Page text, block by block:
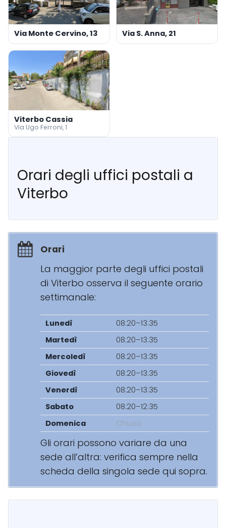
Via Monte Cervino, 13 Via S. Anna, 21
Viterbo Cassia
Via Ugo Ferroni, 1
Orari degli uffici postali a
Viterbo
Orari
La maggior parte degli uffici postali
di Viterbo osserva il seguente orario
settimanale:
Lunedì
08:20–13:35
Martedì
08:20–13:35
Mercoledì
08:20–13:35
Giovedì
08:20–13:35
Venerdì
08:20–13:35
Sabato
08:20–12:35
Domenica
Chiuso
Gli orari possono variare da una
sede all’altra: verifica sempre nella
scheda della singola sede qui sopra.